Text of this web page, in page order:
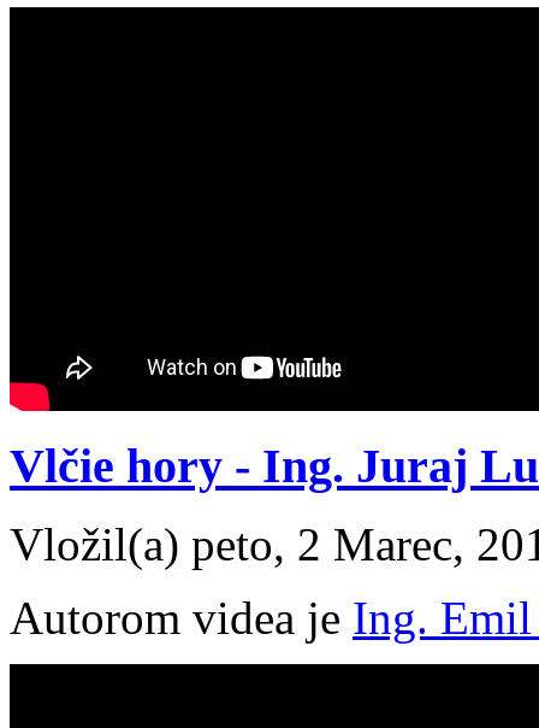
Vlčie hory - Ing. Juraj
Vložil(a) peto, 2 Marec,
Autorom videa je Ing. Emil